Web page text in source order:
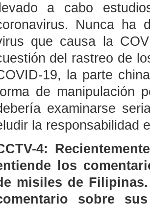
llevado a cabo
Nunca ha
que causa la
del rastreo de
19, la parte
de manipulación
examinarse
la responsabilidad
4:
los
misiles de
sobre